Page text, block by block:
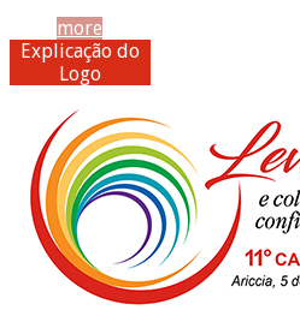
more
Explicação do
Logo